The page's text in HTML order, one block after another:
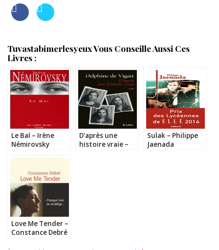
Tuvastabimerlesyeux Vous Conseille Aussi Ces
Livres :
Le Bal – Irène
Némirovsky
D’après une
histoire vraie –
Sulak – Philippe
Jaenada
Love Me Tender –
Constance Debré